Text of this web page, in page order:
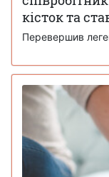
кісток та
Перевершив